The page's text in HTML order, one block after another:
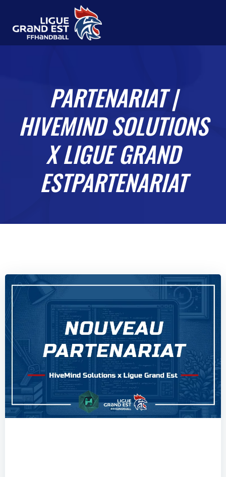
PARTENARIAT |
HIVEMIND SOLUTIONS
X LIGUE GRAND
ESTPARTENARIAT